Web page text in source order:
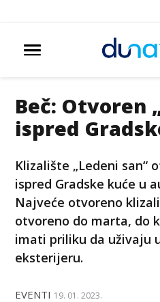
Beč: Otvoren
ispred
Klizalište „Ledeni san“
ispred Gradske kuće u
Najveće otvoreno
otvoreno do marta, do
imati priliku da uživaju
eksterijeru.
EVENTI 19. 01. 2023.